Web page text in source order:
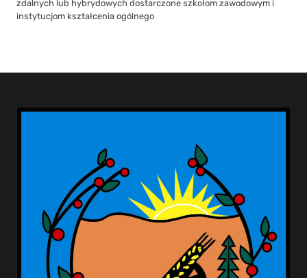
zdalnych lub hybrydowych dostarczone szkołom zawodowym i
instytucjom kształcenia ogólnego